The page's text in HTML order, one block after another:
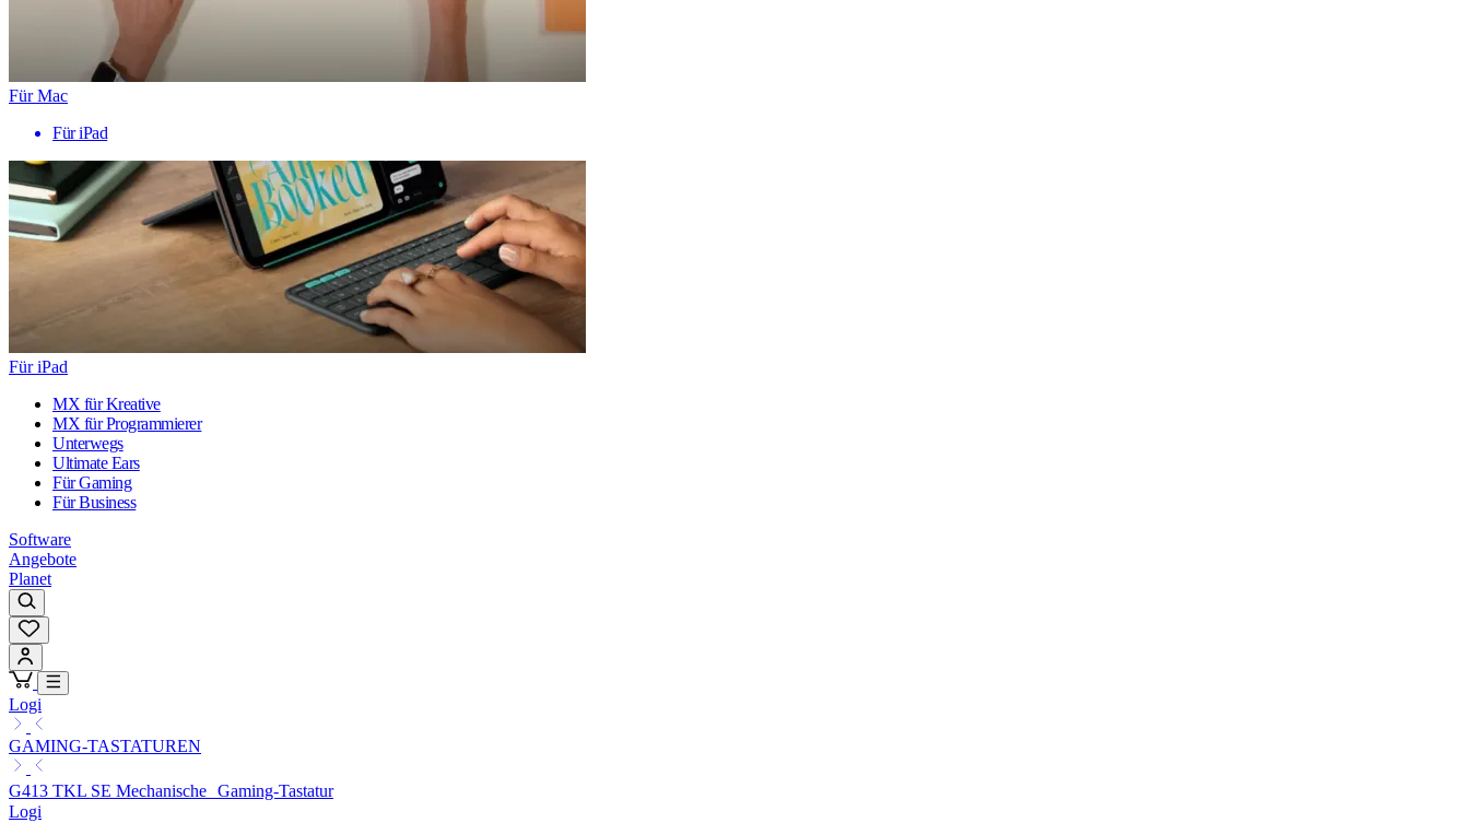
Für Mac
Für iPad
Für iPad
MX für Kreative
MX für Programmierer
Unterwegs
Ultimate Ears
Für Gaming
Für Business
Software
Angebote
Planet
Logi
GAMING-TASTATUREN
G413 TKL SE Mechanische Gaming-Tastatur
Logi